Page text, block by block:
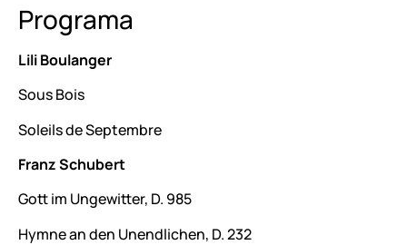
Programa
Lili Boulanger
Sous Bois
Soleils de Septembre
Franz Schubert
Gott im Ungewitter, D. 985
Hymne an den Unendlichen, D. 232